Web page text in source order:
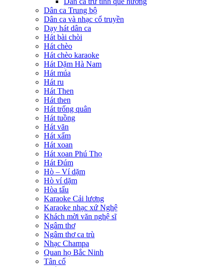
Dân ca Trung bộ
Dân ca và nhạc cổ truyền
Dạy hát dân ca
Hát bài chòi
Hát chèo
Hát chèo karaoke
Hát Dặm Hà Nam
Hát múa
Hát ru
Hát Then
Hát then
Hát trống quân
Hát tuồng
Hát văn
Hát xẩm
Hát xoan
Hát xoan Phú Thọ
Hát Đúm
Hò – Ví dặm
Hò ví dặm
Hòa tấu
Karaoke Cải lương
Karaoke nhạc xứ Nghệ
Khách mời văn nghệ sĩ
Ngâm thơ
Ngâm thơ ca trù
Nhạc Champa
Quan họ Bắc Ninh
Tân cổ